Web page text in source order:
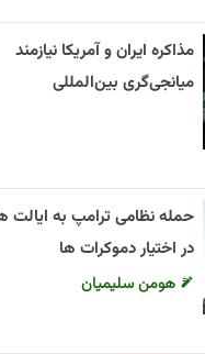
مذاکره ایران و آمریکا نیازمند
میانجی‌گری بین‌المللی
حمله نظامی ترامپ به ایالت
در اختیار دموکرات ها
هومن سلیمیان